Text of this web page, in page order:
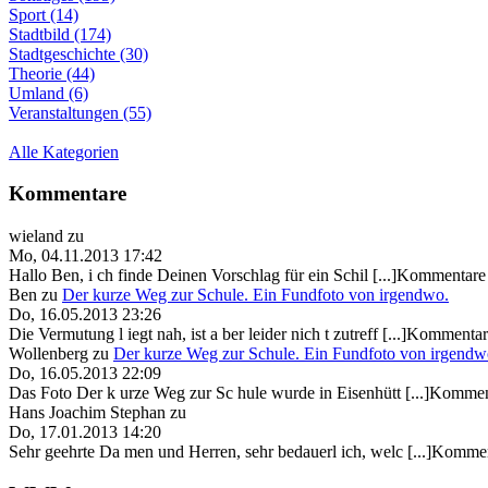
Sport (14)
Stadtbild (174)
Stadtgeschichte (30)
Theorie (44)
Umland (6)
Veranstaltungen (55)
Alle Kategorien
Kommentare
wieland zu
Mo, 04.11.2013 17:42
Hallo Ben, i ch finde Deinen Vorschlag für ein Schil
Ben zu Der kurze Weg zur Schule. Ein Fundfoto von irgendwo.
Do, 16.05.2013 23:26
Die Vermutung l iegt nah, ist a ber leider nich t zutreff
Wollenberg zu Der kurze Weg zur Schule. Ein Fundfoto von
Do, 16.05.2013 22:09
Das Foto Der k urze Weg zur Sc hule wurde in Eisenhütt
Hans Joachim Stephan zu
Do, 17.01.2013 14:20
Sehr geehrte Da men und Herren, sehr bedauerl ich, welc